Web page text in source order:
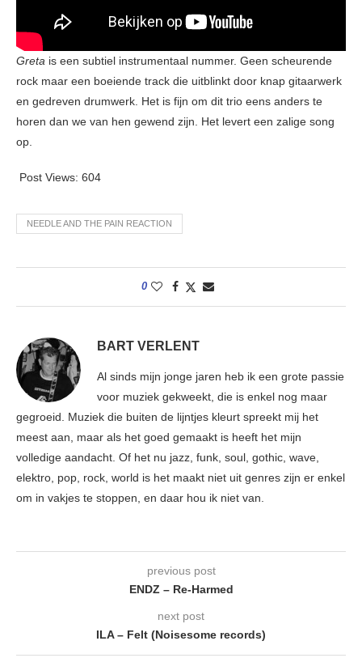
Greta is een subtiel instrumentaal nummer. Geen scheurende
rock maar een boeiende track die uitblinkt door knap gitaarwerk
en gedreven drumwerk. Het is fijn om dit trio eens anders te
horen dan we van hen gewend zijn. Het levert een zalige song
op.
Post Views: 604
NEEDLE AND THE PAIN REACTION
0
BART VERLENT
Al sinds mijn jonge jaren heb ik een grote passie
voor muziek gekweekt, die is enkel nog maar
gegroeid. Muziek die buiten de lijntjes kleurt spreekt mij het
meest aan, maar als het goed gemaakt is heeft het mijn
volledige aandacht. Of het nu jazz, funk, soul, gothic, wave,
elektro, pop, rock, world is het maakt niet uit genres zijn er enkel
om in vakjes te stoppen, en daar hou ik niet van.
previous post
ENDZ – Re-Harmed
next post
ILA – Felt (Noisesome records)